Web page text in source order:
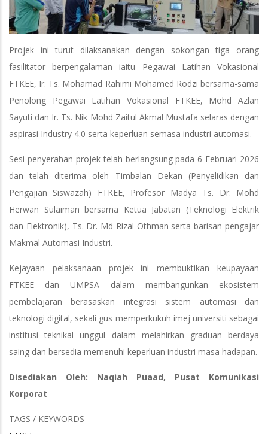
Projek ini turut dilaksanakan dengan sokongan tiga orang
fasilitator berpengalaman iaitu Pegawai Latihan Vokasional
FTKEE, Ir. Ts. Mohamad Rahimi Mohamed Rodzi bersama-sama
Penolong Pegawai Latihan Vokasional FTKEE, Mohd Azlan
Sayuti dan Ir. Ts. Nik Mohd Zaitul Akmal Mustafa selaras dengan
aspirasi Industry 4.0 serta keperluan semasa industri automasi.
Sesi penyerahan projek telah berlangsung pada 6 Februari 2026
dan telah diterima oleh Timbalan Dekan (Penyelidikan dan
Pengajian Siswazah) FTKEE, Profesor Madya Ts. Dr. Mohd
Herwan Sulaiman bersama Ketua Jabatan (Teknologi Elektrik
dan Elektronik), Ts. Dr. Md Rizal Othman serta barisan pengajar
Makmal Automasi Industri.
Kejayaan pelaksanaan projek ini membuktikan keupayaan
FTKEE dan UMPSA dalam membangunkan ekosistem
pembelajaran berasaskan integrasi sistem automasi dan
teknologi digital, sekali gus memperkukuh imej universiti sebagai
institusi teknikal unggul dalam melahirkan graduan berdaya
saing dan bersedia memenuhi keperluan industri masa hadapan.
Disediakan Oleh: Naqiah Puaad, Pusat Komunikasi
Korporat
TAGS / KEYWORDS